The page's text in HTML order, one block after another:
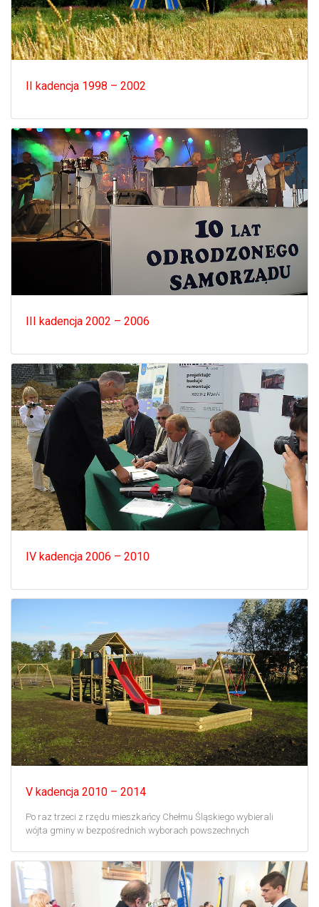
II kadencja 1998 – 2002
III kadencja 2002 – 2006
IV kadencja 2006 – 2010
V kadencja 2010 – 2014
Po raz trzeci z rzędu mieszkańcy Chełmu Śląskiego wybierali
wójta gminy w bezpośrednich wyborach powszechnych